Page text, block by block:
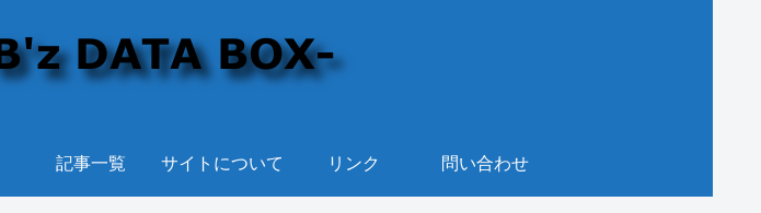
記事一覧 サイトについて リンク 問い合わせ